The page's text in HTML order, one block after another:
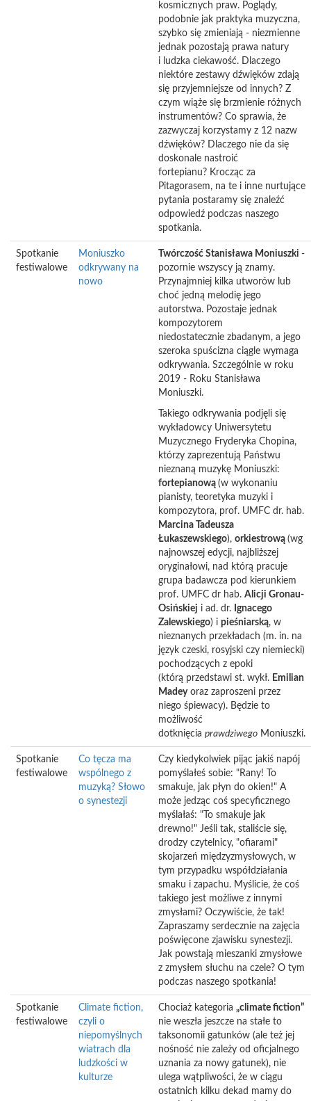
kosmicznych praw. Poglądy,
podobnie jak praktyka muzyczna,
szybko się zmieniają - niezmienne
jednak pozostają prawa natury
i ludzka ciekawość. Dlaczego
niektóre zestawy dźwięków zdają
się przyjemniejsze od innych? Z
czym wiąże się brzmienie różnych
instrumentów? Co sprawia, że
zazwyczaj korzystamy z 12 nazw
dźwięków? Dlaczego nie da się
doskonale nastroić
fortepianu? Krocząc za
Pitagorasem, na te i inne nurtujące
pytania postaramy się znaleźć
odpowiedź podczas naszego
spotkania.
Spotkanie
festiwalowe
Moniuszko
odkrywany na
nowo
Twórczość Stanisława Moniuszki -
pozornie wszyscy ją znamy.
Przynajmniej kilka utworów lub
choć jedną melodię jego
autorstwa. Pozostaje jednak
kompozytorem
niedostatecznie zbadanym, a jego
szeroka spuścizna ciągle wymaga
odkrywania. Szczególnie w roku
2019 - Roku Stanisława
Moniuszki.
Takiego odkrywania podjęli się
wykładowcy Uniwersytetu
Muzycznego Fryderyka Chopina,
którzy zaprezentują Państwu
nieznaną muzykę Moniuszki:
fortepianową (w wykonaniu
pianisty, teoretyka muzyki i
kompozytora, prof. UMFC dr. hab.
Marcina Tadeusza
Łukaszewskiego), orkiestrową (wg
najnowszej edycji, najbliższej
oryginałowi, nad którą pracuje
grupa badawcza pod kierunkiem
prof. UMFC dr hab. Alicji Gronau-
Osińskiej i ad. dr. Ignacego
Zalewskiego) i pieśniarską, w
nieznanych przekładach (m. in. na
język czeski, rosyjski czy niemiecki)
pochodzących z epoki
(którą przedstawi st. wykł. Emilian
Madeyoraz zaproszeni przez
niego śpiewacy). Będzie to
możliwość
dotknięcia prawdziwego Moniuszki.
Spotkanie
festiwalowe
Co tęcza ma
wspólnego z
muzyką? Słowo
o synestezji
Czy kiedykolwiek pijąc jakiś napój
pomyślałeś sobie: "Rany! To
smakuje, jak płyn do okien!" A
może jedząc coś specyficznego
myślałaś: "To smakuje jak
drewno!" Jeśli tak, staliście się,
drodzy czytelnicy, "ofiarami"
skojarzeń międzyzmysłowych, w
tym przypadku współdziałania
smaku i zapachu. Myślicie, że coś
takiego jest możliwe z innymi
zmysłami? Oczywiście, że tak!
Zapraszamy serdecznie na zajęcia
poświęcone zjawisku synestezji.
Jak powstają mieszanki zmysłowe
z zmysłem słuchu na czele? O tym
podczas naszego spotkania!
Spotkanie
festiwalowe
Climate fiction,
czyli o
niepomyślnych
wiatrach dla
ludzkości w
kulturze
Chociaż kategoria „climate fiction”
nie weszła jeszcze na stałe to
taksonomii gatunków (ale też jej
nośność nie zależy od oficjalnego
uznania za nowy gatunek), nie
ulega wątpliwości, że w ciągu
ostatnich kilku dekad mamy do